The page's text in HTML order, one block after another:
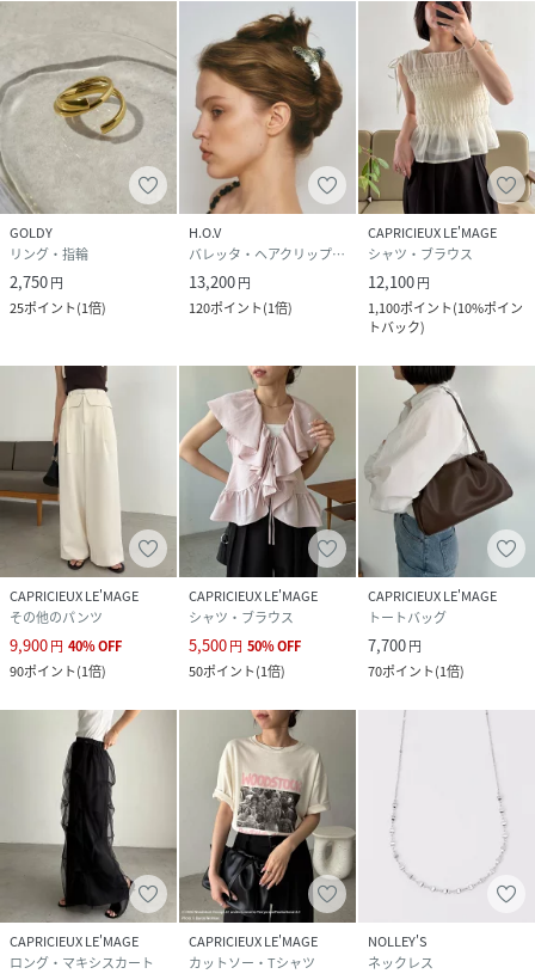
GOLDY
リング・指輪
2,750円
25ポイント(1倍)
H.O.V
バレッタ・ヘアクリップ・ヘアピン
13,200円
120ポイント(1倍)
CAPRICIEUX LE'MAGE
シャツ・ブラウス
12,100円
1,100ポイント(10%ポイン
トバック)
CAPRICIEUX LE'MAGE
その他のパンツ
9,900円 40%OFF
90ポイント(1倍)
CAPRICIEUX LE'MAGE
シャツ・ブラウス
5,500円 50%OFF
50ポイント(1倍)
CAPRICIEUX LE'MAGE
トートバッグ
7,700円
70ポイント(1倍)
CAPRICIEUX LE'MAGE
ロング・マキシスカート
CAPRICIEUX LE'MAGE
カットソー・Tシャツ
NOLLEY'S
ネックレス